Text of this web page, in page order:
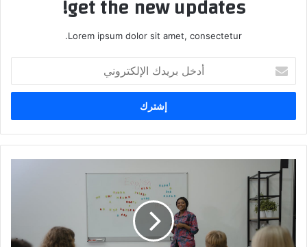
get the new updates!
Lorem ipsum dolor sit amet, consectetur.
بريدك
الإلكتروني
حضر
لامتحان
TOFEL
الخاص
بالانجليزية
مجاناً